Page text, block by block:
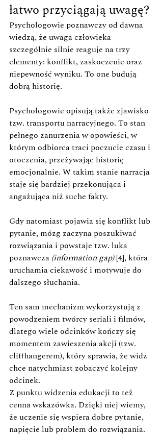
łatwo przyciągają uwagę?
Psychologowie poznawczy od dawna
wiedzą, że uwaga człowieka
szczególnie silnie reaguje na trzy
elementy: konflikt, zaskoczenie oraz
niepewność wyniku. To one budują
dobrą historię.
Psychologowie opisują także zjawisko
tzw. transportu narracyjnego. To stan
pełnego zanurzenia w opowieści, w
którym odbiorca traci poczucie czasu i
otoczenia, przeżywając historię
emocjonalnie. W takim stanie narracja
staje się bardziej przekonująca i
angażująca niż suche fakty.
Gdy natomiast pojawia się konflikt lub
pytanie, mózg zaczyna poszukiwać
rozwiązania i powstaje tzw. luka
poznawcza (information gap) [4], która
uruchamia ciekawość i motywuje do
dalszego słuchania.
Ten sam mechanizm wykorzystują z
powodzeniem twórcy seriali i filmów,
dlatego wiele odcinków kończy się
momentem zawieszenia akcji (tzw.
cliffhangerem), który sprawia, że widz
chce natychmiast zobaczyć kolejny
odcinek.
Z punktu widzenia edukacji to też
cenna wskazówka. Dzięki niej wiemy,
że uczenie się wspiera dobre pytanie,
napięcie lub problem do rozwiązania.